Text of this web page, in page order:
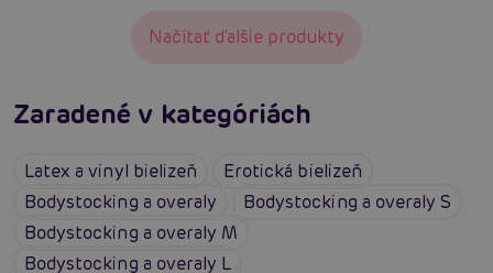
Načítať ďalšie produkty
Zaradené v kategóriách
Latex a vinyl bielizeň
Erotická bielizeň
Bodystocking a overaly
Bodystocking a overaly S
Bodystocking a overaly M
Bodystocking a overaly L